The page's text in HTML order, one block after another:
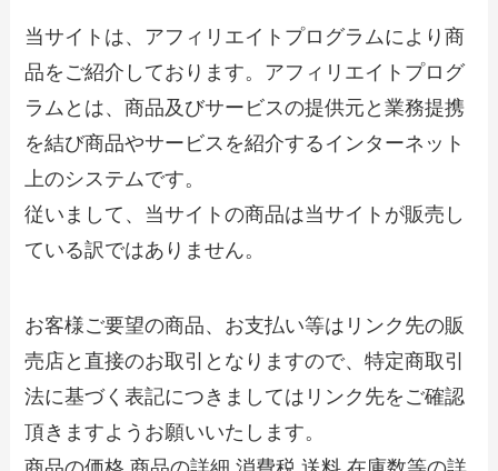
当サイトは、アフィリエイトプログラムにより商
品をご紹介しております。アフィリエイトプログ
ラムとは、商品及びサービスの提供元と業務提携
を結び商品やサービスを紹介するインターネット
上のシステムです。
従いまして、当サイトの商品は当サイトが販売し
ている訳ではありません。
お客様ご要望の商品、お支払い等はリンク先の販
売店と直接のお取引となりますので、特定商取引
法に基づく表記につきましてはリンク先をご確認
頂きますようお願いいたします。